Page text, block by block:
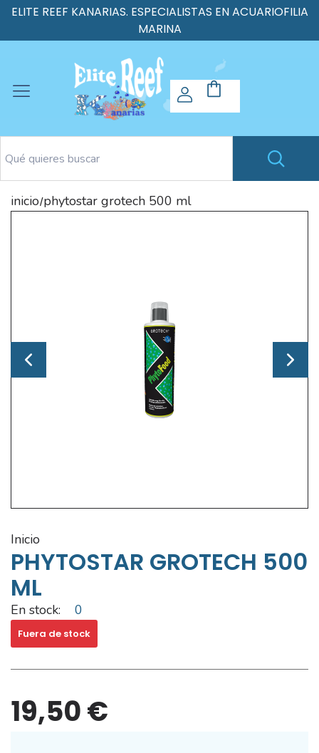
ELITE REEF KANARIAS. ESPECIALISTAS EN ACUARIOFILIA
MARINA
inicio/phytostar grotech 500 ml
inicio
PHYTOSTAR GROTECH 500
ML
En stock: 0
Fuera de stock
19,50 €